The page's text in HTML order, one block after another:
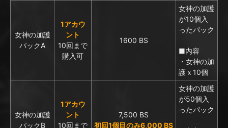
女神の加護
パックA
1アカウ
ント
10回まで
購入可
1600 BS
女神の加護
が10個入
ったパック
■内容
・女神の加
護ｘ10個
女神の加護
パックB
1アカウ
ント
10回まで
7,500 BS
初回1個目のみ6,000 BS
女神の加護
が50個入
ったパック